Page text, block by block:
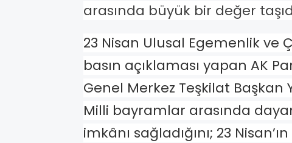
arasında büyük bir değer
23 Nisan Ulusal Egemenlik ve
basın açıklaması yapan AK
Genel Merkez Teşkilat Başkan
Milli bayramlar arasında
imkânı sağladığını; 23